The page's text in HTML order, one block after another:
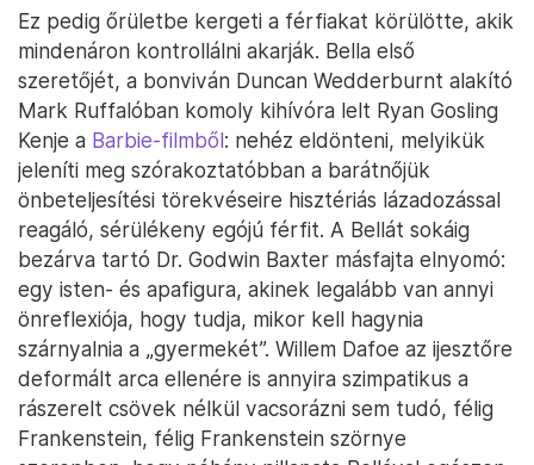
Ez pedig őrületbe kergeti a férfiakat körülötte, akik
mindenáron kontrollálni akarják. Bella első
szeretőjét, a bonviván Duncan Wedderburnt alakító
Mark Ruffalóban komoly kihívóra lelt Ryan Gosling
Kenje a Barbie-filmből: nehéz eldönteni, melyikük
jeleníti meg szórakoztatóbban a barátnőjük
önbeteljesítési törekvéseire hisztériás lázadozással
reagáló, sérülékeny egójú férfit. A Bellát sokáig
bezárva tartó Dr. Godwin Baxter másfajta elnyomó:
egy isten- és apafigura, akinek legalább van annyi
önreflexiója, hogy tudja, mikor kell hagynia
szárnyalnia a „gyermekét”. Willem Dafoe az ijesztőre
deformált arca ellenére is annyira szimpatikus a
rászerelt csövek nélkül vacsorázni sem tudó, félig
Frankenstein, félig Frankenstein szörnye